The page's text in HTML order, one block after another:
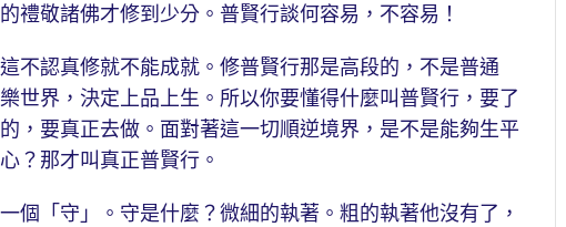
禮敬諸佛才修到少分。普賢行談何容易，不容易！
認真修就不能成就。修普賢行那是高段的，不是普通
世界，決定上品上生。所以你要懂得什麼叫普賢行，要了
，要真正去做。面對著這一切順逆境界，是不是能夠生平
？那才叫真正普賢行。
「守」。守是什麼？微細的執著。粗的執著他沒有了，